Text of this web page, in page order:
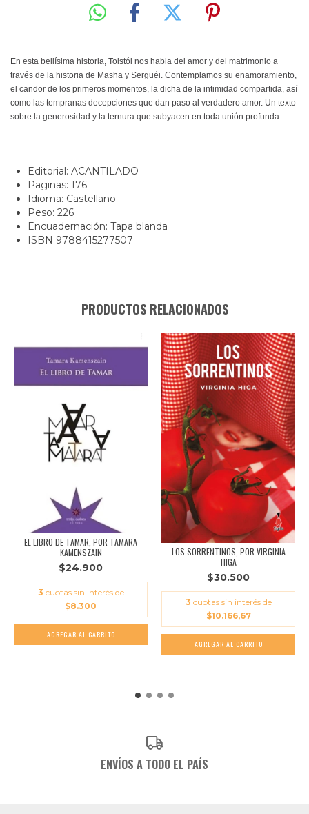
En esta bellísima historia, Tolstói nos habla del amor y del matrimonio a
través de la historia de Masha y Serguéi. Contemplamos su enamoramiento,
el candor de los primeros momentos, la dicha de la intimidad compartida, así
como las tempranas decepciones que dan paso al verdadero amor. Un texto
sobre la generosidad y la ternura que subyacen en toda unión profunda.
Editorial: ACANTILADO
Paginas: 176
Idioma: Castellano
Peso: 226
Encuadernación: Tapa blanda
ISBN 9788415277507
PRODUCTOS RELACIONADOS
EL LIBRO DE TAMAR, POR TAMARA
KAMENSZAIN
$24.900
3 cuotas sin interés de
$8.300
LOS SORRENTINOS, POR VIRGINIA
HIGA
$30.500
3 cuotas sin interés de
$10.166,67
ENVÍOS A TODO EL PAÍS